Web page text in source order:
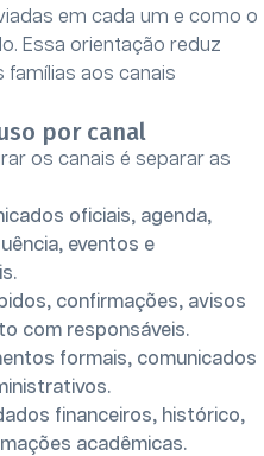
em cada um e como o
Essa orientação reduz
famílias aos canais
por canal
os canais é separar as
oficiais, agenda,
eventos e
confirmações, avisos
com responsáveis.
formais, comunicados
financeiros, histórico,
acadêmicas.